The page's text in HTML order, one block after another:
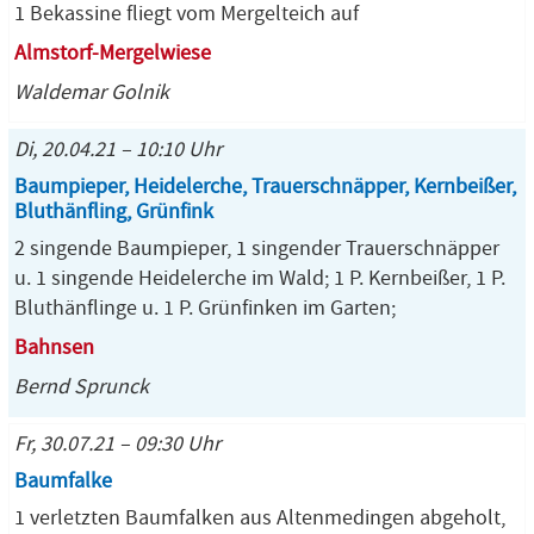
1 Bekassine fliegt vom Mergelteich auf
Almstorf-Mergelwiese
Waldemar Golnik
Di, 20.04.21 – 10:10 Uhr
Baumpieper, Heidelerche, Trauerschnäpper, Kernbeißer,
Bluthänfling, Grünfink
2 singende Baumpieper, 1 singender Trauerschnäpper
u. 1 singende Heidelerche im Wald; 1 P. Kernbeißer, 1 P.
Bluthänflinge u. 1 P. Grünfinken im Garten;
Bahnsen
Bernd Sprunck
Fr, 30.07.21 – 09:30 Uhr
Baumfalke
1 verletzten Baumfalken aus Altenmedingen abgeholt,